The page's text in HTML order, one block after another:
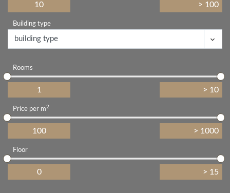
Building type
Rooms
Price per m2
Floor